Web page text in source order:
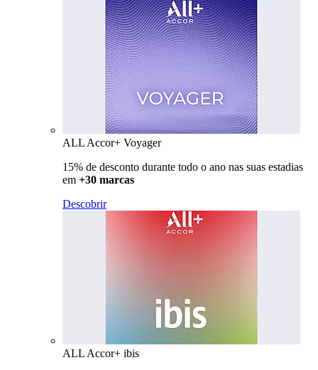
ALL Accor+ Voyager
15% de desconto durante todo o ano nas suas estadias
em +30 marcas
Descobrir
ALL Accor+ ibis